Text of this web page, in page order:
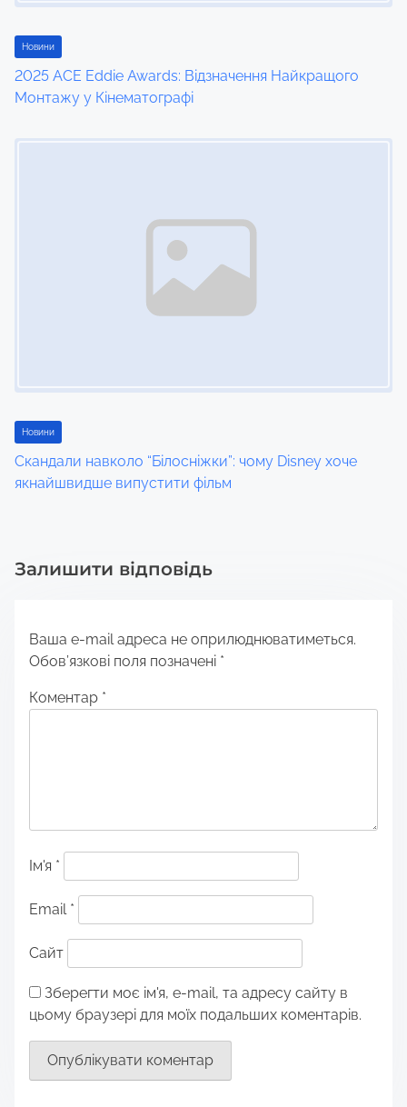
Новини
2025 ACE Eddie Awards: Відзначення Найкращого
Монтажу у Кінематографі
Новини
Скандали навколо “Білосніжки”: чому Disney хоче
якнайшвидше випустити фільм
Залишити відповідь
Ваша e-mail адреса не оприлюднюватиметься.
Обов’язкові поля позначені *
Коментар *
Ім'я *
Email *
Сайт
Зберегти моє ім'я, e-mail, та адресу сайту в
цьому браузері для моїх подальших коментарів.